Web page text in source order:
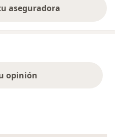
aseguradora
opinión